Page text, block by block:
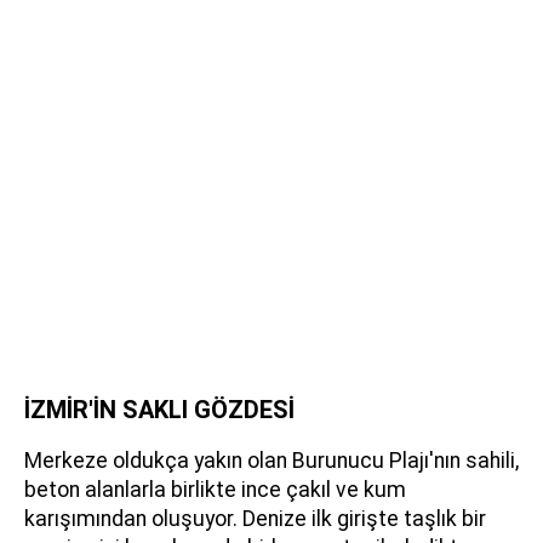
İZMİR'İN SAKLI GÖZDESİ
Merkeze oldukça yakın olan Burunucu Plajı'nın sahili,
beton alanlarla birlikte ince çakıl ve kum
karışımından oluşuyor. Denize ilk girişte taşlık bir